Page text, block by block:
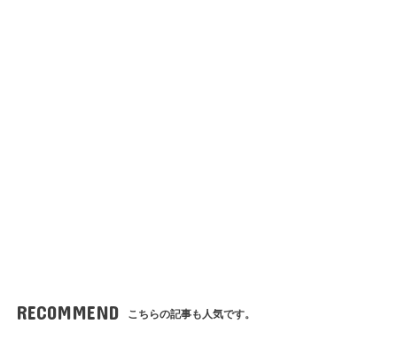
RECOMMEND こちらの記事も人気です。